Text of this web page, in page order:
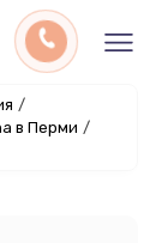
/
в Перми /